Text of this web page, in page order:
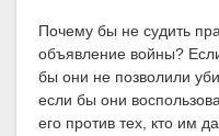
Почему бы не судить
объявление войны?
бы они не позволили
если бы они
его против тех, кто им